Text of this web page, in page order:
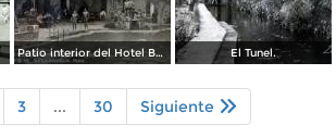
Patio interior del Hotel Banos y Lido, El Tunel.
3 ... 30 Siguiente